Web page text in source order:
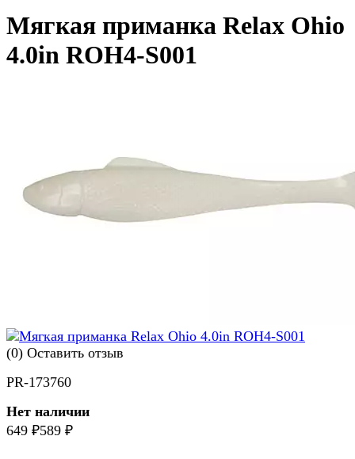
Мягкая приманка Relax Ohio
4.0in ROH4-S001
(0) Оставить отзыв
PR-173760
Нет наличии
649 ₽589 ₽